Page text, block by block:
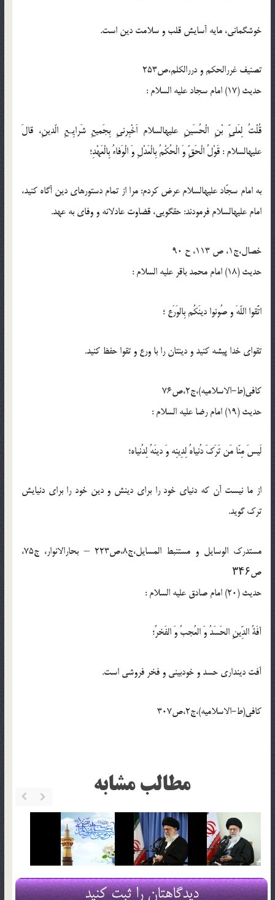
خوش‏گمانى، مايه آسايش قلب و سلامت دين است.
تصنیف غررالحكم و دررالکلم،ص253
حدیث (17) امام سجاد عليه‏ السلام :
قُلْتُ لِعَلىِّ بْنِ الْحُسَينِ عليه‏السلام اَخْبِرنىِ بِجَميعِ شَرايِـعِ الّدينِ، قالَ
عليه‏السلام : قَوْلُ الْحَقِّ وَ الْحُكْمُ بِالْعَدْلِ وَ الْوَفاءُ بِالْعَهْدِ؛
به امام سجّاد عليه‏السلام عرض كردم: مرا از تمام دستورهاى دين آگاه كنيد،
امام عليه‏السلام فرمودند: حقگويى، قضاوت عادلانه و وفاى به عهد.
خصال،ج1، ص 113، ح 90
حدیث (18) امام محمد باقر عليه السلام :
اتَّقوا اللّهَ و صُونوا دینَکُم بِالوَرَع ؛
تقوای خدا پیشه کنید و دینتان را با ورع و تقوا حفظ کنید.
کافی(ط-الاسلامیه)،ج2،ص76
حدیث (19) امام رضا عليه‏ السلام :
لَیسَ مِنّا مَن تَرَکَ دُنیاهُ لِدِینِه وَ دینَهُ لِدُنیاه؛
از ما نیست آن که دنیاى خود را براى دینش و دین خود را براى دنیایش
ترک گوید.
مستدرک الوسایل و مستنبط المسایل،ج8،ص223 – بحارالانوار، ج75،
ص۳۴۶
حدیث (20) امام صادق عليه السلام :
آفَةُ الدِّینِ الحَسَدُ وَ العُجبُ وَ الفَخرُ؛
آفت دینداری حسد و خودبینی و فخر فروشی است.
کافی(ط-الاسلامیه)،ج2،ص307
مطالب مشابه
دیدگاهتان را ثبت کنید